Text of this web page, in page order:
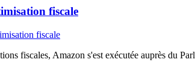
fiscale
fiscales, Amazon s'est exécutée auprès du